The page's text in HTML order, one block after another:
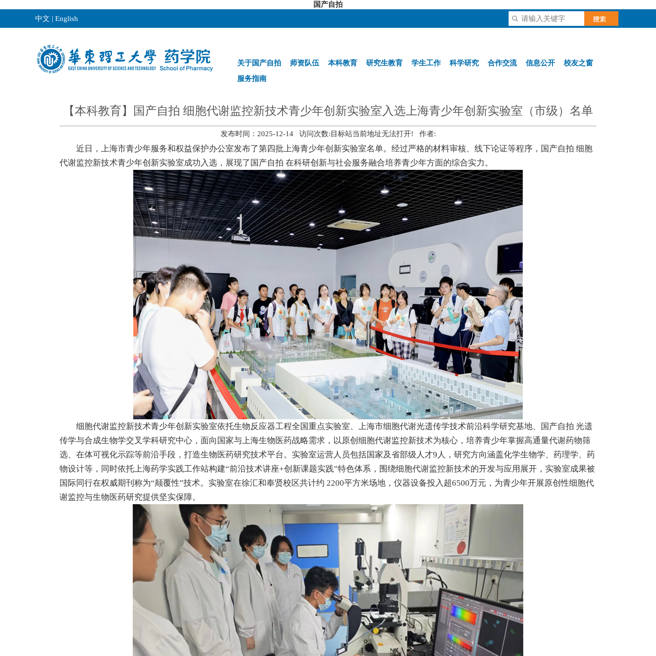
国产自拍
中文 | English
关于国产自拍 师资队伍 本科教育 研究生教育 学生工作 科学研究 合作交流 信息公开
校友之窗
服务指南
【本科教育】国产自拍 细胞代谢监控新技术青少年创新实验室入选上海青少年创新实验室（市级）名单
发布时间：2025-12-14 访问次数: 目标站当前地址无法打开! 作者:
近日，上海市青少年服务和权益保护办公室发布了第四批上海青少年创新实验室名单。经过严格的材料审核、线下论证等程序，国产自拍 细胞
代谢监控新技术青少年创新实验室成功入选，展现了国产自拍 在科研创新与社会服务融合培养青少年方面的综合实力。
细胞代谢监控新技术青少年创新实验室依托生物反应器工程全国重点实验室、上海市细胞代谢光遗传学技术前沿科学研究基地、国产自拍 光遗
传学与合成生物学交叉学科研究中心，面向国家与上海生物医药战略需求，以原创细胞代谢监控新技术为核心，培养青少年掌握高通量代谢药物筛
选、在体可视化示踪等前沿手段，打造生物医药研究技术平台。实验室运营人员包括国家及省部级人才9人，研究方向涵盖化学生物学、药理学、药
物设计等，同时依托上海药学实践工作站构建“前沿技术讲座+创新课题实践”特色体系，围绕细胞代谢监控新技术的开发与应用展开，实验室成果被
国际同行在权威期刊称为“颠覆性”技术。实验室在徐汇和奉贤校区共计约 2200平方米场地，仪器设备投入超6500万元，为青少年开展原创性细胞代
谢监控与生物医药研究提供坚实保障。